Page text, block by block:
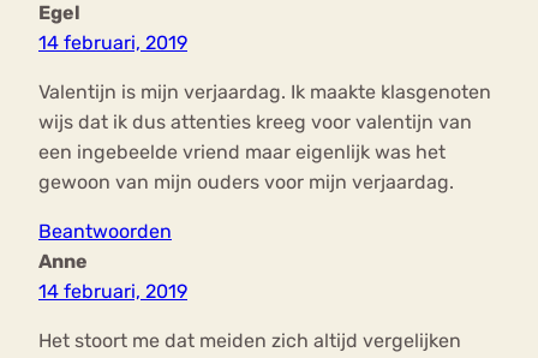
Egel
14 februari, 2019
Valentijn is mijn verjaardag. Ik maakte klasgenoten
wijs dat ik dus attenties kreeg voor valentijn van
een ingebeelde vriend maar eigenlijk was het
gewoon van mijn ouders voor mijn verjaardag.
Beantwoorden
Anne
14 februari, 2019
Het stoort me dat meiden zich altijd vergelijken